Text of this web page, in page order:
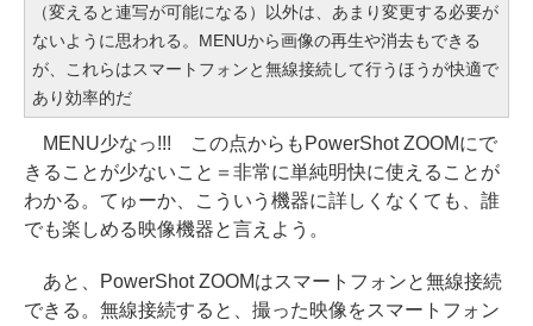
（変えると連写が可能になる）以外は、あまり変更する必要が
ないように思われる。MENUから画像の再生や消去もできる
が、これらはスマートフォンと無線接続して行うほうが快適で
あり効率的だ
MENU少なっ!!! この点からもPowerShot ZOOMにで
きることが少ないこと＝非常に単純明快に使えることが
わかる。てゅーか、こういう機器に詳しくなくても、誰
でも楽しめる映像機器と言えよう。
あと、PowerShot ZOOMはスマートフォンと無線接続
できる。無線接続すると、撮った映像をスマートフォン